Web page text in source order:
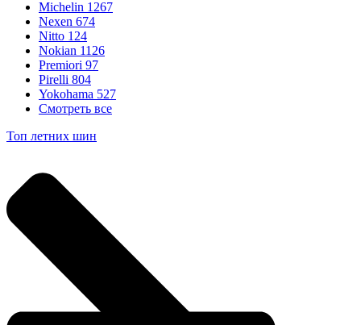
Michelin 1267
Nexen 674
Nitto 124
Nokian 1126
Premiori 97
Pirelli 804
Yokohama 527
Смотреть все
Топ летних шин